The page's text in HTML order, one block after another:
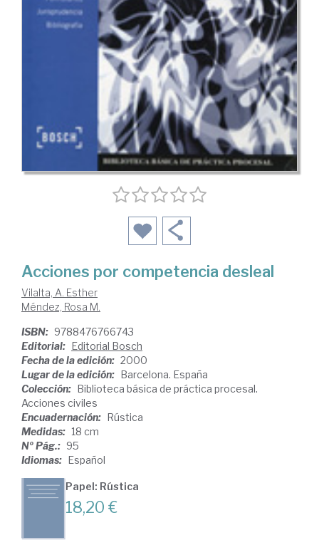
Acciones por competencia desleal
Vilalta, A. Esther
Méndez, Rosa M.
ISBN: 9788476766743
Editorial: Editorial Bosch
Fecha de la edición: 2000
Lugar de la edición: Barcelona. España
Colección: Biblioteca básica de práctica procesal.
Acciones civiles
Encuadernación: Rústica
Medidas: 18 cm
Nº Pág.: 95
Idiomas: Español
Papel: Rústica
18,20 €